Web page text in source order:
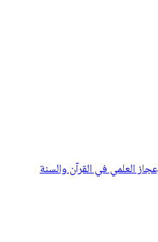
العلمي في القرآن والسنة